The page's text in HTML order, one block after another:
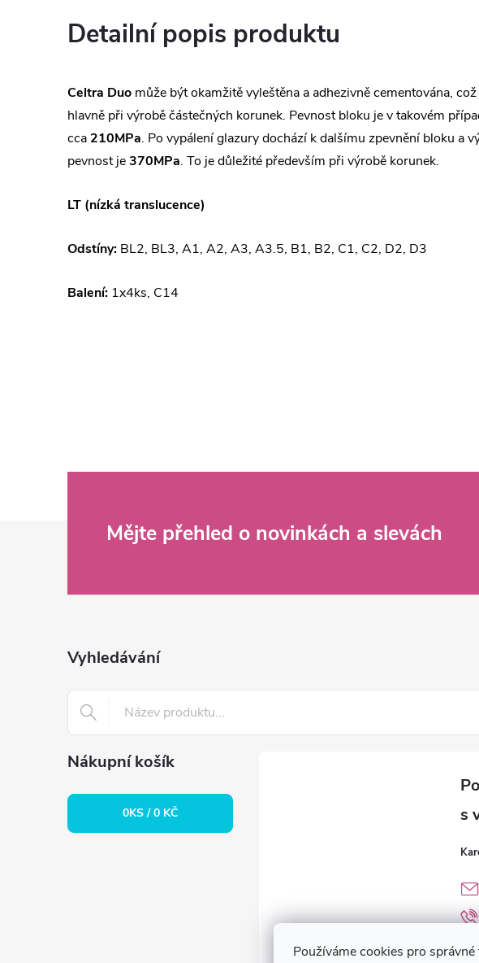
Používáme cookies pro
Detailní popis produktu
Celtra Duo může být okamžitě vyleštěna a adhezivně cementována,
hlavně při výrobě částečných korunek. Pevnost bloku je v takovém
cca 210MPa. Po vypálení glazury dochází k dalšímu zpevnění bloku a
pevnost je370MPa. To je důležité především při výrobě korunek.
LT (nízká translucence)
Odstíny: BL2, BL3, A1, A2, A3, A3.5, B1, B2, C1, C2, D2, D3
Balení: 1x4ks, C14
Mějte přehled o novinkách a slevách
Vyhledávání
Nákupní košík
0KS /0 KČ